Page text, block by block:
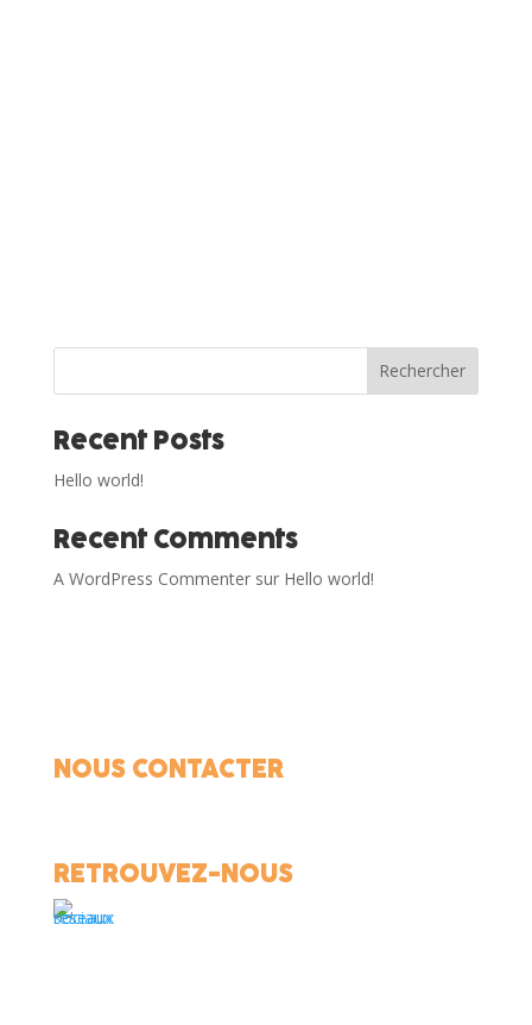
Rechercher
Recent Posts
Hello world!
Recent Comments
A WordPress Commentersur Hello world!
NOUS CONTACTER
RETROUVEZ-NOUS